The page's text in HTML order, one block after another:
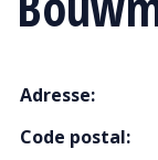
Adresse:
Code postal: